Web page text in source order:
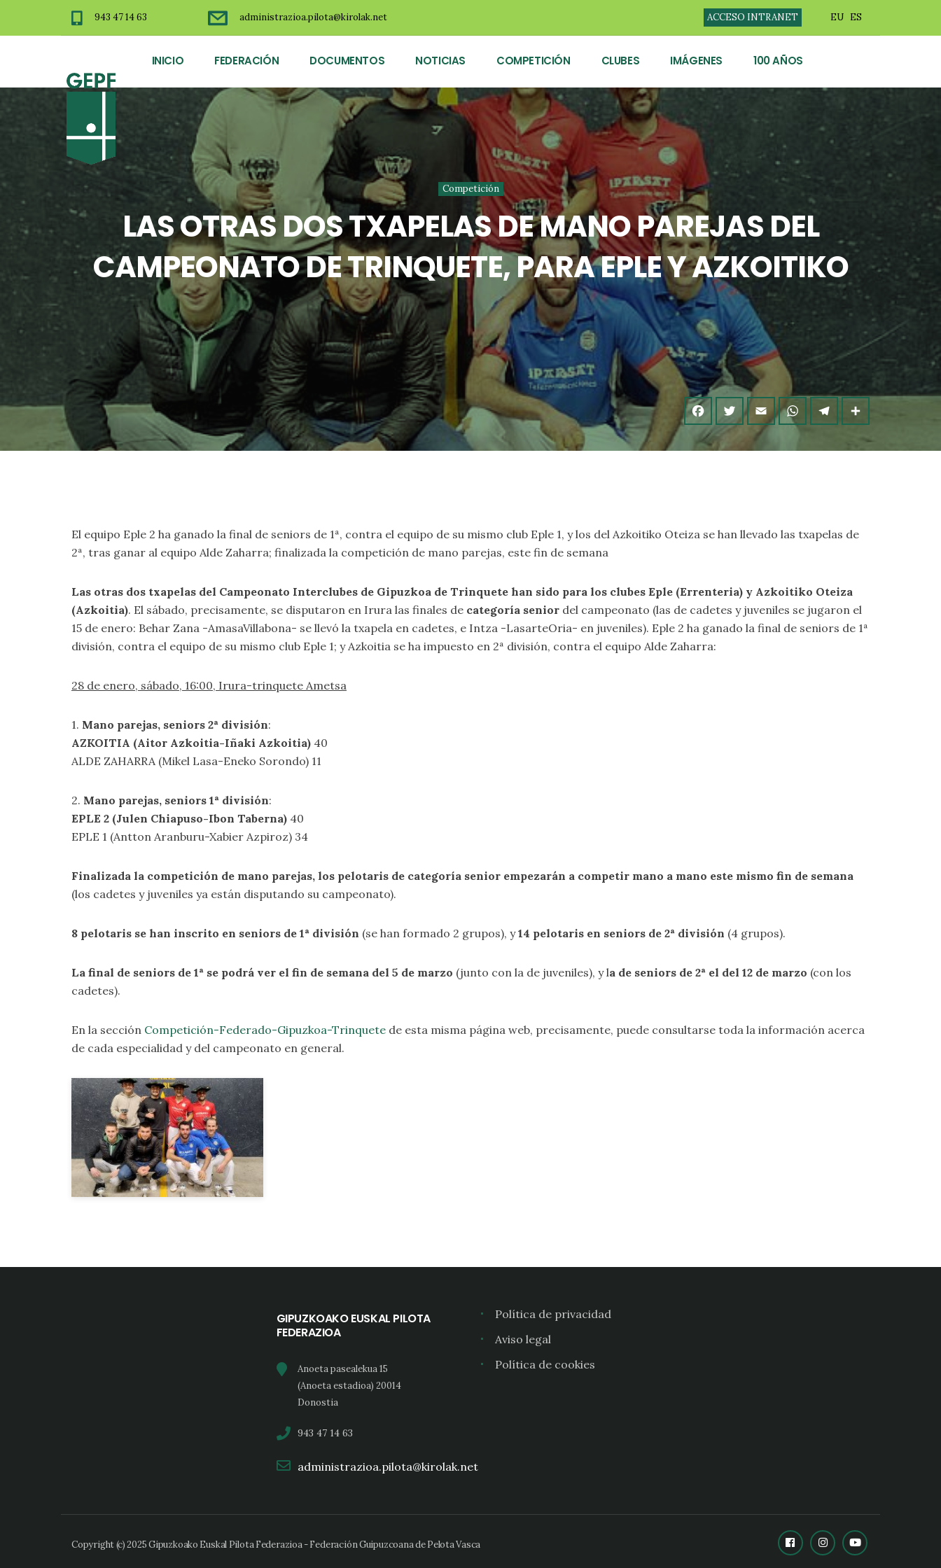
943 47 14 63 administrazioa.pilota@kirolak.net ACCESO INTRANET EU ES
INICIO FEDERACIÓN DOCUMENTOS NOTICIAS COMPETICIÓN CLUBES IMÁGENES 100 AÑOS
Competición
LAS OTRAS DOS TXAPELAS DE MANO PAREJAS DEL
CAMPEONATO DE TRINQUETE, PARA EPLE Y AZKOITIKO
El equipo Eple 2 ha ganado la final de seniors de 1ª, contra el equipo de su mismo club Eple 1, y los del Azkoitiko Oteiza se han llevado las txapelas de
2ª, tras ganar al equipo Alde Zaharra; finalizada la competición de mano parejas, este fin de semana
Las otras dos txapelas del Campeonato Interclubes de Gipuzkoa de Trinquete han sido para los clubes Eple (Errenteria) y Azkoitiko Oteiza
(Azkoitia). El sábado, precisamente, se disputaron en Irura las finales de categoría senior del campeonato (las de cadetes y juveniles se jugaron el
15 de enero: Behar Zana -AmasaVillabona- se llevó la txapela en cadetes, e Intza -LasarteOria- en juveniles). Eple 2 ha ganado la final de seniors de 1ª
división, contra el equipo de su mismo club Eple 1; y Azkoitia se ha impuesto en 2ª división, contra el equipo Alde Zaharra:
28 de enero, sábado, 16:00, Irura-trinquete Ametsa
1. Mano parejas, seniors 2ª división:
AZKOITIA (Aitor Azkoitia-Iñaki Azkoitia) 40
ALDE ZAHARRA (Mikel Lasa-Eneko Sorondo) 11
2. Mano parejas, seniors 1ª división:
EPLE 2 (Julen Chiapuso-Ibon Taberna) 40
EPLE 1 (Antton Aranburu-Xabier Azpiroz) 34
Finalizada la competición de mano parejas, los pelotaris de categoría senior empezarán a competir mano a mano este mismo fin de semana
(los cadetes y juveniles ya están disputando su campeonato).
8 pelotaris se han inscrito en seniors de 1ª división (se han formado 2 grupos), y14 pelotaris en seniors de 2ª división (4 grupos).
La final de seniors de 1ª se podrá ver el fin de semana del 5 de marzo (junto con la de juveniles), y la de seniors de 2ª el del 12 de marzo (con los
cadetes).
En la sección Competición-Federado-Gipuzkoa-Trinquete de esta misma página web, precisamente, puede consultarse toda la información acerca
de cada especialidad y del campeonato en general.
GIPUZKOAKO EUSKAL PILOTA
FEDERAZIOA
Anoeta pasealekua 15
(Anoeta estadioa) 20014
Donostia
943 47 14 63
administrazioa.pilota@kirolak.net
Política de privacidad
Aviso legal
Política de cookies
Copyright (c) 2025 Gipuzkoako Euskal Pilota Federazioa - Federación Guipuzcoana de Pelota Vasca